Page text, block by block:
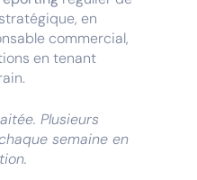
en
commercial,
en tenant
Plusieurs
semaine en